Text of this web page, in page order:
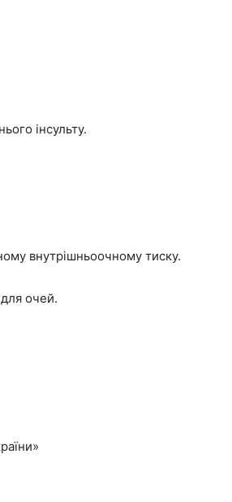
інсульту.
внутрішньоочному тиску.
очей.